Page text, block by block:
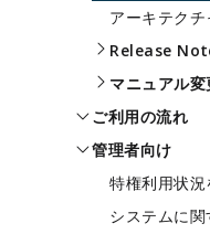
アーキテクチ
Release
マニュアル変
ご利用の流れ
管理者向け
特権利用状
システムに